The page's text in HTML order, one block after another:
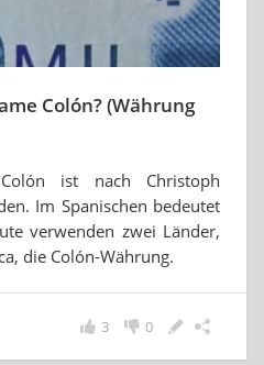
Colón? (Währung
ist nach Christoph
Im Spanischen bedeutet
verwenden zwei Länder,
die Colón-Währung.
0
3